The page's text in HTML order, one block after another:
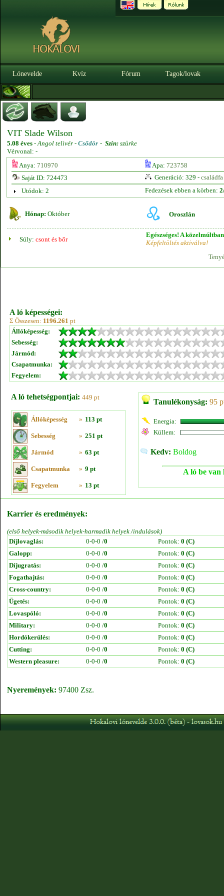
Lónevelde Kvíz Fórum Tagok/lovak
VIT Slade Wilson
5.08 éves -Angol telivér - Csődör - Szín: szürke
Vérvonal: -
Anya: 710970 Apa: 723758
Saját ID: 724473
Generáció: 329 - családfa
Utódok: 2
Fedezések ebben a körben:
Hónap: Október Oroszlán
Súly: csont és bőr
Egészséges! A
Képfeltöltés aktiválva!
A ló képességei:
Σ Összesen: 1196.261 pt
Állóképesség:
Sebesség:
Jármód:
Csapatmunka:
Fegyelem:
A ló tehetségpontjai: 449 pt
Állóképesség » 113 pt
Sebesség » 251 pt
Jármód » 63 pt
Csapatmunka » 9 pt
Fegyelem » 13 pt
Tanulékonyság: 95
Energia:
Küllem:
Kedv: Boldog
A ló be van
Karrier és eredmények:
(első helyek-második helyek-harmadik helyek /indulások)
Díjlovaglás:
0-0-0 /0 Pontok: 0 (C)
Galopp:
0-0-0 /0 Pontok: 0 (C)
Díjugratás:
0-0-0 /0 Pontok: 0 (C)
Fogathajtás:
0-0-0 /0 Pontok: 0 (C)
Cross-country:
0-0-0 /0 Pontok: 0 (C)
Ügetés:
0-0-0 /0 Pontok: 0 (C)
Lovaspóló:
0-0-0 /0 Pontok: 0 (C)
Military:
0-0-0 /0 Pontok: 0 (C)
Hordókerülés:
0-0-0 /0 Pontok: 0 (C)
Cutting:
0-0-0 /0 Pontok: 0 (C)
Western pleasure:
0-0-0 /0 Pontok: 0 (C)
Nyeremények: 97400 Zsz.